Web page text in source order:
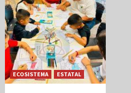
ECOSISTEMA ESTATAL